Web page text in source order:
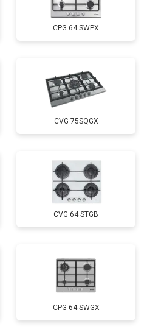
CPG 64 SWPX
CVG 75SQGX
CVG 64 STGB
CPG 64 SWGX